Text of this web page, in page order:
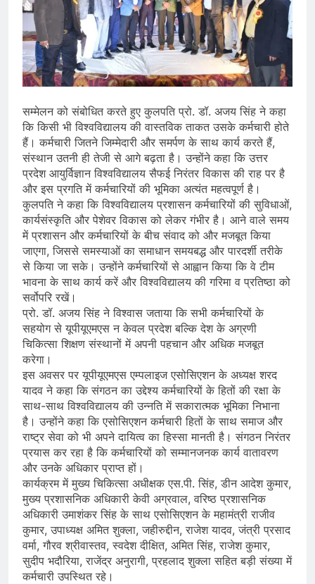
सम्मेलन को संबोधित करते हुए कुलपति प्रो. डॉ. अजय सिंह ने कहा
कि किसी भी विश्वविद्यालय की वास्तविक ताकत उसके कर्मचारी होते
हैं। कर्मचारी जितने जिम्मेदारी और समर्पण के साथ कार्य करते हैं,
संस्थान उतनी ही तेजी से आगे बढ़ता है। उन्होंने कहा कि उत्तर
प्रदेश आयुर्विज्ञान विश्वविद्यालय सैफई निरंतर विकास की राह पर है
और इस प्रगति में कर्मचारियों की भूमिका अत्यंत महत्वपूर्ण है।
कुलपति ने कहा कि विश्वविद्यालय प्रशासन कर्मचारियों की सुविधाओं,
कार्यसंस्कृति और पेशेवर विकास को लेकर गंभीर है। आने वाले समय
में प्रशासन और कर्मचारियों के बीच संवाद को और मजबूत किया
जाएगा, जिससे समस्याओं का समाधान समयबद्ध और पारदर्शी तरीके
से किया जा सके। उन्होंने कर्मचारियों से आह्वान किया कि वे टीम
भावना के साथ कार्य करें और विश्वविद्यालय की गरिमा व प्रतिष्ठा को
सर्वोपरि रखें।
प्रो. डॉ. अजय सिंह ने विश्वास जताया कि सभी कर्मचारियों के
सहयोग से यूपीयूएमएस न केवल प्रदेश बल्कि देश के अग्रणी
चिकित्सा शिक्षण संस्थानों में अपनी पहचान और अधिक मजबूत
करेगा।
इस अवसर पर यूपीयूएमएस एम्पलाइज एसोसिएशन के अध्यक्ष शरद
यादव ने कहा कि संगठन का उद्देश्य कर्मचारियों के हितों की रक्षा के
साथ-साथ विश्वविद्यालय की उन्नति में सकारात्मक भूमिका निभाना
है। उन्होंने कहा कि एसोसिएशन कर्मचारी हितों के साथ समाज और
राष्ट्र सेवा को भी अपने दायित्व का हिस्सा मानती है। संगठन निरंतर
प्रयास कर रहा है कि कर्मचारियों को सम्मानजनक कार्य वातावरण
और उनके अधिकार प्राप्त हों।
कार्यक्रम में मुख्य चिकित्सा अधीक्षक एस.पी. सिंह, डीन आदेश कुमार,
मुख्य प्रशासनिक अधिकारी केवी अग्रवाल, वरिष्ठ प्रशासनिक
अधिकारी उमाशंकर सिंह के साथ एसोसिएशन के महामंत्री राजीव
कुमार, उपाध्यक्ष अमित शुक्ला, जहीरुद्दीन, राजेश यादव, जंत्री प्रसाद
वर्मा, गौरव श्रीवास्तव, स्वदेश दीक्षित, अमित सिंह, राजेश कुमार,
सुदीप भदौरिया, राजेंद्र अनुरागी, प्रहलाद शुक्ला सहित बड़ी संख्या में
कर्मचारी उपस्थित रहे।